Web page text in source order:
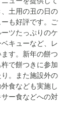
土用の丑の日の
も好評です。ご
ツたっぷりのケ
キューなど、レ
す。新年の餅つ
で餅つきに参加
。また施設外の
食なども実施し
ー食などへの対